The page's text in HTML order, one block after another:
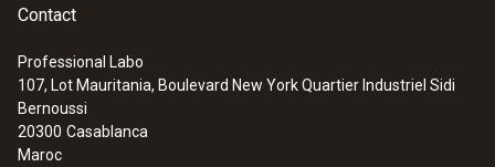
Contact
Professional Labo
107, Lot Mauritania, Boulevard New York Quartier Industriel Sidi
Bernoussi
20300 Casablanca
Maroc